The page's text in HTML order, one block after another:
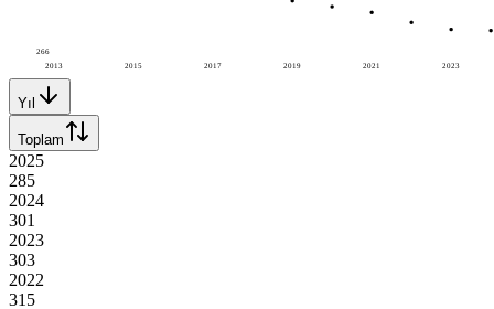
2013 2015 2017 2019 2021 2023
266
Yıl
Toplam
2025
285
2024
301
2023
303
2022
315